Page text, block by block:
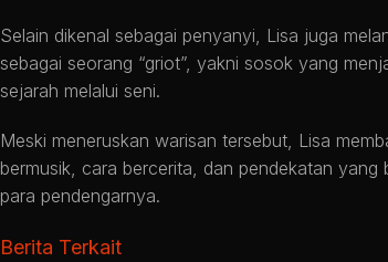
Selain dikenal sebagai penyanyi, Lisa juga
sebagai seorang “griot”, yakni sosok yang
sejarah melalui seni.
Meski meneruskan warisan tersebut, Lisa
bermusik, cara bercerita, dan pendekatan
para pendengarnya.
Berita Terkait